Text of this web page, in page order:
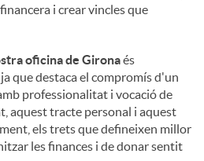
i crear vincles que
oficina de Gironaés
que destaca el compromís d'un
professionalitat i vocació de
aquest tracte personal i aquest
els trets que defineixen millor
les finances i de donar sentit